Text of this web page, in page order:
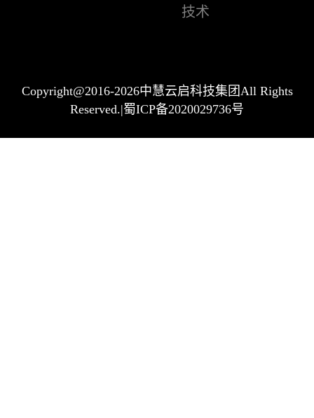
技术
Copyright@2016-2026中慧云启科技集团All Rights
Reserved.|蜀ICP备2020029736号